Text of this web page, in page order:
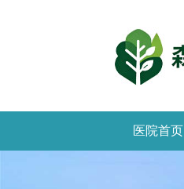
医院首页